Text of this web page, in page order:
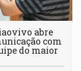
abre
com
do maior